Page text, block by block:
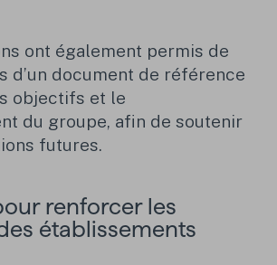
ont également permis de
d’un document de référence
objectifs et le
du groupe, afin de soutenir
futures.
renforcer les
établissements